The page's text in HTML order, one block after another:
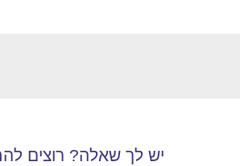
יש לך שאלה? רוצים